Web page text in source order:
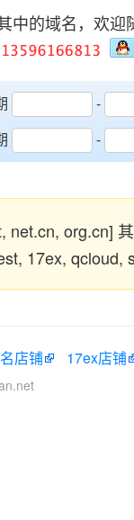
中的域名，欢迎
-
-
net.cn, org.cn]
17ex, qcloud,
店铺 17ex店铺